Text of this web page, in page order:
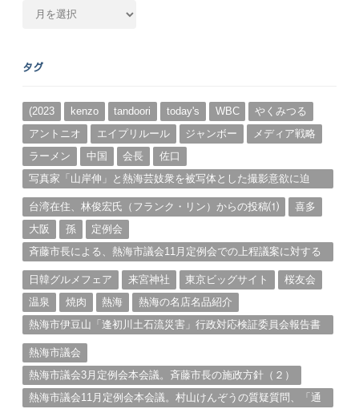
カ
ブ
タグ
(2023 kenzo tandoori today's WBC
やくみつる
アントニオ
エイプリルール ジャンボー
メディア戦略
ラーメン
中国 会長
佐口
写真家「山岸伸」と熱海芸妓衆を被写体とした撮影意欲に迫
台湾在住、林俊宏氏（フランク・リン）からの投稿⑴
喜多
大阪
孫
定例会
斉藤市長による、熱海市議会11月定例会での上程議案に対する
日韓グルメフェア
来宮神社 東京ビッグサイト
桜友会
温泉
焼肉 熱海
熱海の名店名品紹介
熱海市伊豆山「逢初川土石流災害」行政対応検証委員会報告書
熱海市議会
熱海市議会3月定例会本会議。斉藤市長の施政方針（２）
熱海市議会11月定例会本会議。村山けんぞうの質疑質問、「通